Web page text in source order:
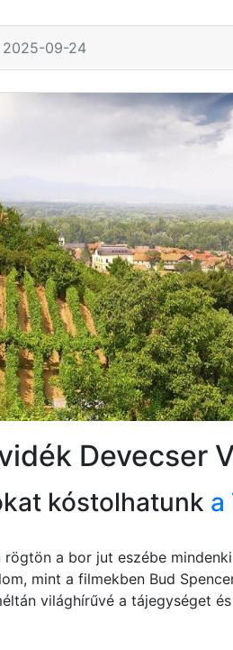
2025-09-24
Devecser
kóstolhatunk a
rögtön a bor jut eszébe
mint a filmekben Bud
világhírűvé a tájegységet